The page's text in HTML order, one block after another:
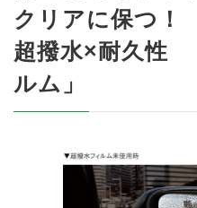
クリアに保つ！
超撥水×耐久性
ルム」